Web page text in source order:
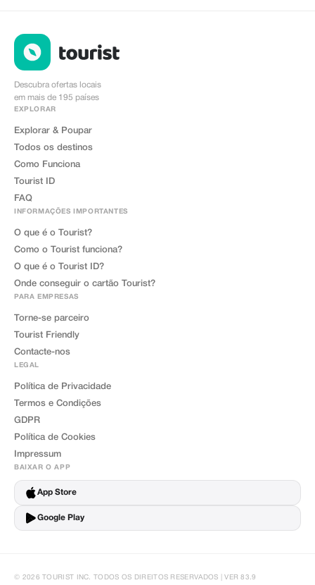
Descubra ofertas locais
em mais de 195 países
EXPLORAR
Explorar & Poupar
Todos os destinos
Como Funciona
Tourist ID
FAQ
INFORMAÇÕES IMPORTANTES
O que é o Tourist?
Como o Tourist funciona?
O que é o Tourist ID?
Onde conseguir o cartão Tourist?
PARA EMPRESAS
Torne-se parceiro
Tourist Friendly
Contacte-nos
LEGAL
Política de Privacidade
Termos e Condições
GDPR
Política de Cookies
Impressum
BAIXAR O APP
App Store
Google Play
© 2026 TOURIST INC. TODOS OS DIREITOS RESERVADOS | VER 83.9